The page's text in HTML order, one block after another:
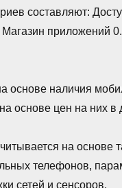
составляют:
приложений
основе наличия
основе цен на них в
на основе
телефонов,
сетей и сенсоров.